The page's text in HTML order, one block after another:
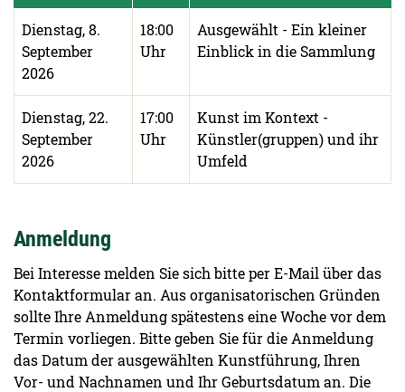
Dienstag, 8.
September
2026
18:00
Uhr
Ausgewählt - Ein kleiner
Einblick in die Sammlung
Dienstag, 22.
September
2026
17:00
Uhr
Kunst im Kontext -
Künstler(gruppen) und ihr
Umfeld
Anmeldung
Bei Interesse melden Sie sich bitte per E-Mail über das
Kontaktformular an. Aus organisatorischen Gründen
sollte Ihre Anmeldung spätestens eine Woche vor dem
Termin vorliegen. Bitte geben Sie für die Anmeldung
das Datum der ausgewählten Kunstführung, Ihren
Vor- und Nachnamen und Ihr Geburtsdatum an. Die